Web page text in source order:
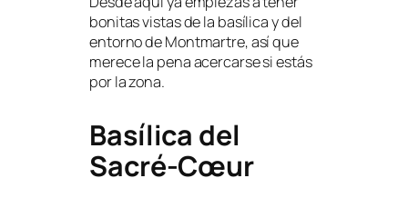
bonitas vistas de la basílica y del
entorno de Montmartre, así que
merece la pena acercarse si estás
por la zona.
Basílica del
Sacré-Cœur